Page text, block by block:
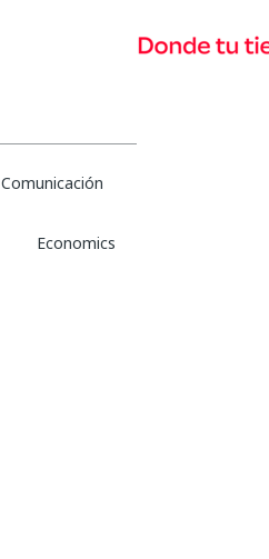
Comunicación
Economics